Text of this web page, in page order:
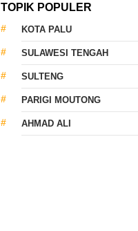
TOPIK POPULER
KOTA PALU
SULAWESI TENGAH
SULTENG
PARIGI MOUTONG
AHMAD ALI